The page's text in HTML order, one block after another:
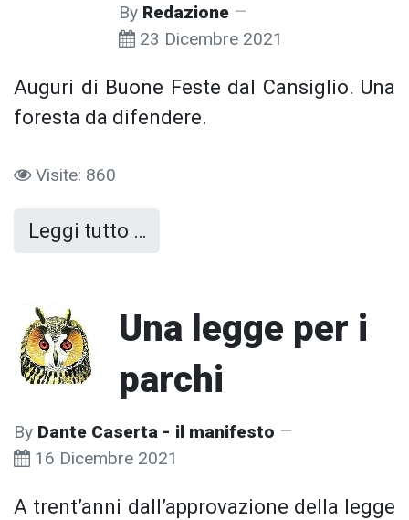
By Redazione
23 Dicembre 2021
Auguri di Buone Feste dal Cansiglio. Una
foresta da difendere.
Visite: 860
Leggi tutto …
Una legge per i
parchi
By Dante Caserta - il manifesto
16 Dicembre 2021
A trent’anni dall’approvazione della legge